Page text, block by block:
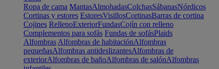
Ropa de cama MantasAlmohadasColchasSábanasNórdicos
Cortinas y estores EstoresVisillosCortinasBarras de cortina
Cojines RellenoExteriorFundasCojín con relleno
Complementos para sofás Fundas de sofásPlaids
Alfombras Alfombras de habitaciónAlfombras
pequeñasAlfombras antideslizantesAlfombras de
exteriorAlfombras de bañoAlfombras de salónAlfombras